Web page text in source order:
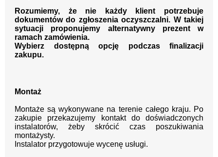
Rozumiemy, że nie każdy klient potrzebuje
dokumentów do zgłoszenia oczyszczalni. W takiej
sytuacji proponujemy alternatywny prezent w
ramach zamówienia.
Wybierz dostępną opcję podczas finalizacji
zakupu.
Montaż
Montaże są wykonywane na terenie całego kraju. Po
zakupie przekazujemy kontakt do doświadczonych
instalatorów, żeby skrócić czas poszukiwania
montażysty.
Instalator przygotowuje wycenę usługi.